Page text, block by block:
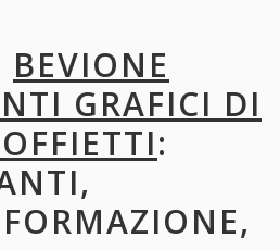
BEVIONE
GRAFICI DI
: